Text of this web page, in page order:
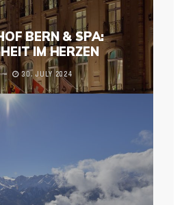
BERN & SPA:
IM HERZEN
30. JULY 2024